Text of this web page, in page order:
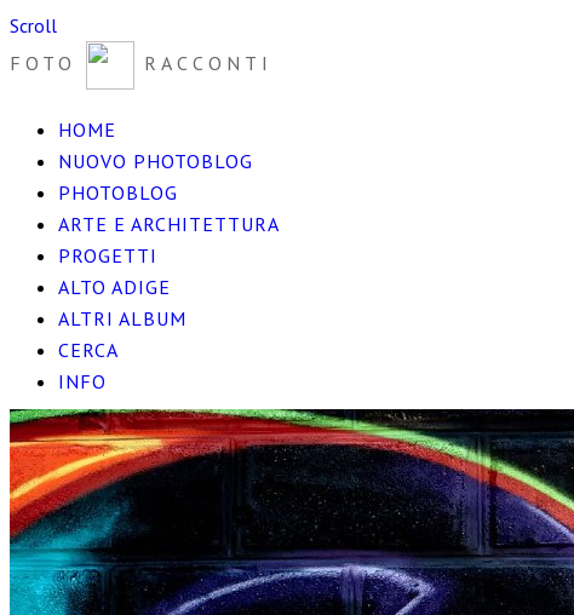
Scroll
FOTO
RACCONTI
HOME
NUOVO PHOTOBLOG
PHOTOBLOG
ARTE E ARCHITETTURA
PROGETTI
ALTO ADIGE
ALTRI ALBUM
CERCA
INFO